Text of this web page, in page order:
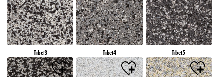
Tibet3 Tibet4 Tibet5